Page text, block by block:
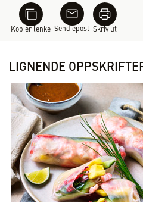
Kopier lenke Send epost Skriv ut
LIGNENDE